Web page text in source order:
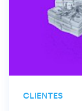
CLIENTES